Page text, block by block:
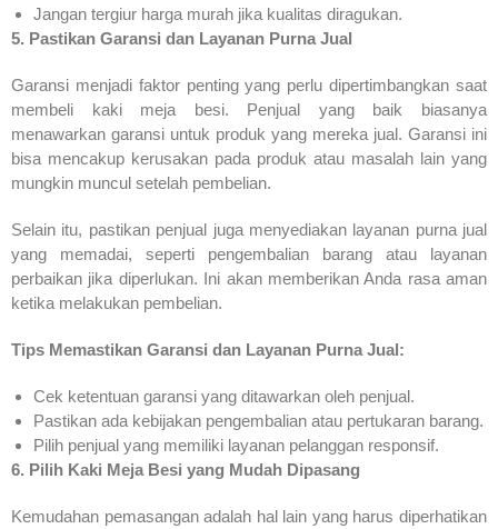
Jangan tergiur harga murah jika kualitas diragukan.
5. Pastikan Garansi dan Layanan Purna Jual
Garansi menjadi faktor penting yang perlu dipertimbangkan saat
membeli kaki meja besi. Penjual yang baik biasanya
menawarkan garansi untuk produk yang mereka jual. Garansi ini
bisa mencakup kerusakan pada produk atau masalah lain yang
mungkin muncul setelah pembelian.
Selain itu, pastikan penjual juga menyediakan layanan purna jual
yang memadai, seperti pengembalian barang atau layanan
perbaikan jika diperlukan. Ini akan memberikan Anda rasa aman
ketika melakukan pembelian.
Tips Memastikan Garansi dan Layanan Purna Jual:
Cek ketentuan garansi yang ditawarkan oleh penjual.
Pastikan ada kebijakan pengembalian atau pertukaran barang.
Pilih penjual yang memiliki layanan pelanggan responsif.
6. Pilih Kaki Meja Besi yang Mudah Dipasang
Kemudahan pemasangan adalah hal lain yang harus diperhatikan